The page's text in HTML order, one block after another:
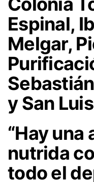
Espinal,
Melgar,
y San
“Hay una
nutrida
todo el